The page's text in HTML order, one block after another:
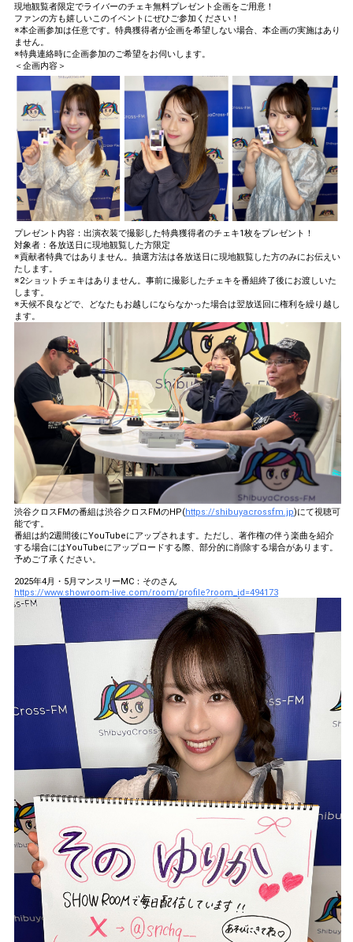
現地観覧者限定でライバーのチェキ無料プレゼント企画をご用意！
ファンの方も嬉しいこのイベントにぜひご参加ください！
※本企画参加は任意です。特典獲得者が企画を希望しない場合、本企画の実施はあり
ません。
※特典連絡時に企画参加のご希望をお伺いします。
＜企画内容＞
プレゼント内容：出演衣装で撮影した特典獲得者のチェキ1枚をプレゼント！
対象者：各放送日に現地観覧した方限定
※貢献者特典ではありません。抽選方法は各放送日に現地観覧した方のみにお伝えい
たします。
※2ショットチェキはありません。事前に撮影したチェキを番組終了後にお渡しいた
します。
※天候不良などで、どなたもお越しにならなかった場合は翌放送回に権利を繰り越し
ます。
渋谷クロスFMの番組は渋谷クロスFMのHP(https://shibuyacrossfm.jp)にて視聴可
能です。
番組は約2週間後にYouTubeにアップされます。ただし、著作権の伴う楽曲を紹介
する場合にはYouTubeにアップロードする際、部分的に削除する場合があります。
予めご了承ください。
2025年4月・5月マンスリーMC：そのさん
https://www.showroom-live.com/room/profile?room_id=494173